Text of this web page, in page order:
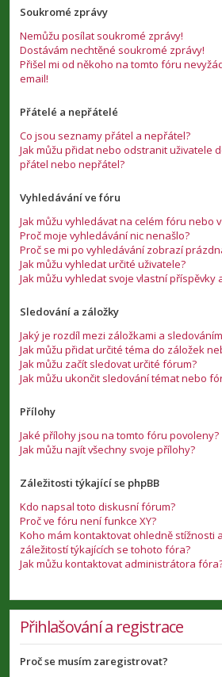
Soukromé zprávy
Nemůžu posílat soukromé zprávy!
Dostávám nechtěné soukromé zprávy!
Přišel mi od někoho na tomto fóru
email!
Přátelé a nepřátelé
Co jsou seznamy přátel a nepřátel?
Jak můžu přidat nebo odstranit uživatele
přátel nebo nepřátel?
Vyhledávání ve fóru
Jak můžu vyhledávat na celém fóru nebo
Proč moje vyhledávání nic nenašlo?
Proč se mi po vyhledávání zobrazí
Jak můžu vyhledat určité uživatele?
Jak můžu vyhledat svoje vlastní příspěvky
Sledování a záložky
Jaký je rozdíl mezi záložkami a
Jak můžu přidat určité téma do záložek
Jak můžu začít sledovat určité fórum?
Jak můžu ukončit sledování témat nebo
Přílohy
Jaké přílohy jsou na tomto fóru povoleny?
Jak můžu najít všechny svoje přílohy?
Záležitosti týkající se phpBB
Kdo napsal toto diskusní fórum?
Proč ve fóru není funkce XY?
Koho mám kontaktovat ohledně stížnosti
záležitostí týkajících se tohoto fóra?
Jak můžu kontaktovat administrátora
Přihlašování a registrace
Proč se musím zaregistrovat?